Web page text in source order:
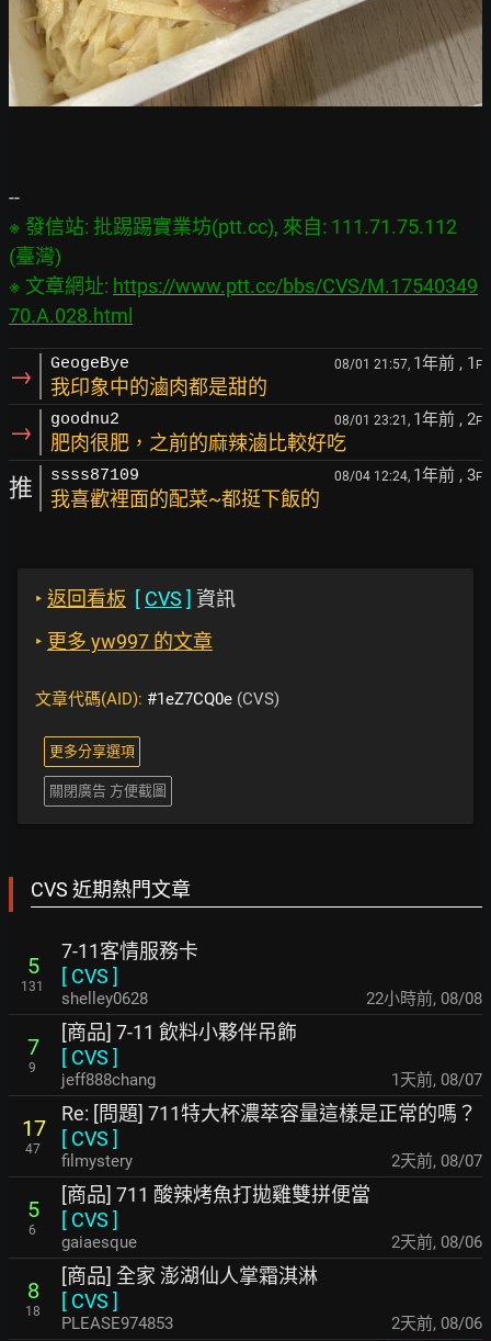
※ 發信站: 批踢踢實業坊(ptt.cc), 來自: 111.71.75.112
(臺灣)
※ 文章網址: https://www.ptt.cc/bbs/CVS/M.17540349
70.A.028.html
→ GeogeBye 08/01 21:57, 1年前 , 1 F
我印象中的滷肉都是甜的
→ goodnu2 08/01 23:21, 1年前 , 2F
肥肉很肥，之前的麻辣滷比較好吃
推 ssss87109 08/04 12:24, 1年前 , 3F
我喜歡裡面的配菜~都挺下飯的
‣ 返回看板 [ CVS ] 資訊
‣ 更多 yw997 的文章
文章代碼(AID): #1eZ7CQ0e (CVS)
更多分享選項
關閉廣告 方便截圖
CVS 近期熱門文章
5
131
7-11客情服務卡
[ CVS ]
shelley0628 22小時前, 08/08
7
9
[商品] 7-11 飲料小夥伴吊飾
[ CVS ]
jeff888chang 1天前, 08/07
17
47
Re: [問題] 711特大杯濃萃容量這樣是正常的嗎？
[ CVS ]
filmystery 2天前, 08/07
5
6
[商品] 711 酸辣烤魚打拋雞雙拼便當
[ CVS ]
gaiaesque 2天前, 08/06
8
18
[商品] 全家 澎湖仙人掌霜淇淋
[ CVS ]
PLEASE974853 2天前, 08/06